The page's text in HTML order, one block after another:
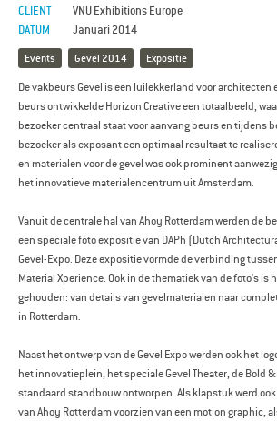
CLIENT
VNU Exhibitions Europe
DATUM
Januari 2014
Events Gevel 2014 Expositie
De vakbeurs Gevel is een luilekkerland voor architecten
beurs ontwikkelde Horizon Creative een totaalbeeld,
bezoeker centraal staat voor aanvang beurs en tijdens
bezoeker als exposant een optimaal resultaat te
en materialen voor de gevel was ook prominent
het innovatieve materialencentrum uit Amsterdam.
Vanuit de centrale hal van Ahoy Rotterdam werden de
een speciale foto expositie van DAPh (Dutch
Gevel-Expo. Deze expositie vormde de verbinding
Material Xperience. Ook in de thematiek van de foto's is
gehouden: van details van gevelmaterialen naar
in Rotterdam.
Naast het ontwerp van de Gevel Expo werden ook het
het innovatieplein, het speciale Gevel Theater, de Bold
standaard standbouw ontworpen. Als klapstuk werd
van Ahoy Rotterdam voorzien van een motion graphic,